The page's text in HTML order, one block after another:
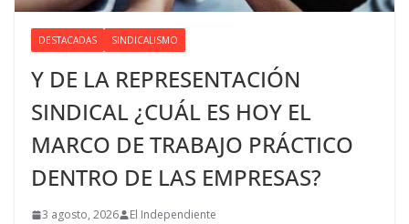
DESTACADAS SINDICALISMO
Y DE LA REPRESENTACIÓN
SINDICAL ¿CUÁL ES HOY EL
MARCO DE TRABAJO PRÁCTICO
DENTRO DE LAS EMPRESAS?
3 agosto, 2026 El Independiente